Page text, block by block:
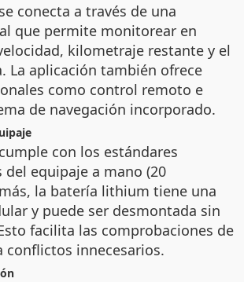
conecta a través de una
que permite monitorear en
kilometraje restante y el
La aplicación también ofrece
como control remoto e
de navegación incorporado.
con los estándares
equipaje a mano (20
la batería lithium tiene una
y puede ser desmontada sin
facilita las comprobaciones de
conflictos innecesarios.